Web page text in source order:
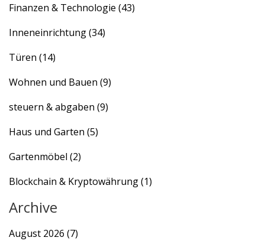
Finanzen & Technologie (43)
Inneneinrichtung(34)
Türen (14)
Wohnen und Bauen (9)
steuern & abgaben (9)
Haus und Garten (5)
Gartenmöbel (2)
Blockchain & Kryptowährung(1)
Archive
August 2026 (7)